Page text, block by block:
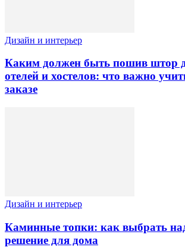
Дизайн и интерьер
Каким должен быть пошив штор
отелей и хостелов: что важно
заказе
Дизайн и интерьер
Каминные топки: как выбрать
решение для дома